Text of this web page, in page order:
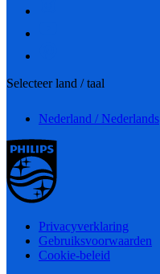
Selecteer land / taal
Nederland / Nederlands
Privacyverklaring
Gebruiksvoorwaarden
Cookie-beleid